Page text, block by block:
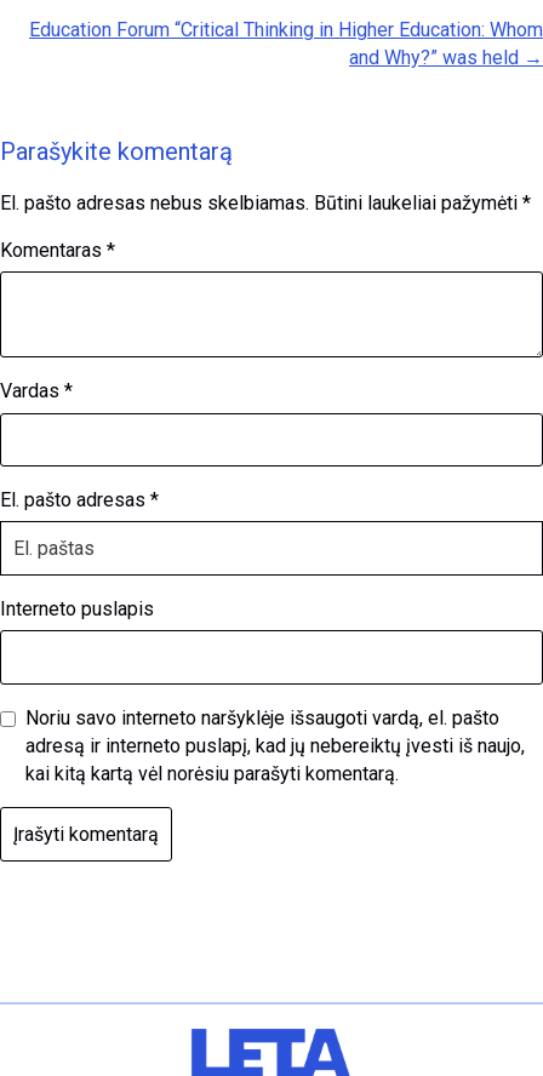
Education Forum “Critical Thinking in Higher Education: Whom
and Why?” was held →
Parašykite komentarą
El. pašto adresas nebus skelbiamas. Būtini laukeliai pažymėti *
Komentaras *
Vardas *
El. pašto adresas *
Interneto puslapis
Noriu savo interneto naršyklėje išsaugoti vardą, el. pašto
adresą ir interneto puslapį, kad jų nebereiktų įvesti iš naujo,
kai kitą kartą vėl norėsiu parašyti komentarą.